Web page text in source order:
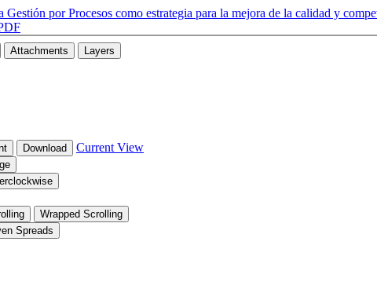
Gestión por Procesos como estrategia para la mejora de la calidad y